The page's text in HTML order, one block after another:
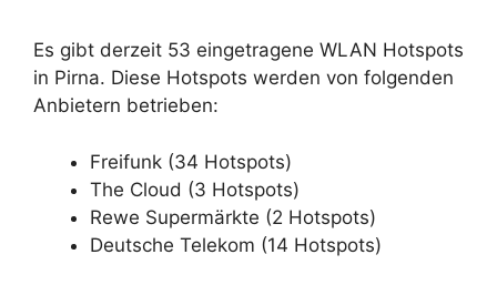
Es gibt derzeit 53 eingetragene WLAN Hotspots
in Pirna. Diese Hotspots werden von folgenden
Anbietern betrieben:
Freifunk (34 Hotspots)
The Cloud (3 Hotspots)
Rewe Supermärkte (2 Hotspots)
Deutsche Telekom (14 Hotspots)